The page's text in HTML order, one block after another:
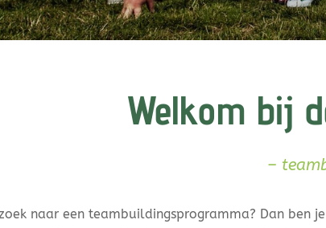
Welkom bij
–
naar een teambuildingsprogramma? Dan ben